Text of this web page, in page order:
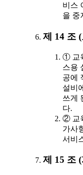
비스
을 중
제 14 조
① 교
스용
공에
설비
쓰게
다.
② 교
가사
서비
제 15 조